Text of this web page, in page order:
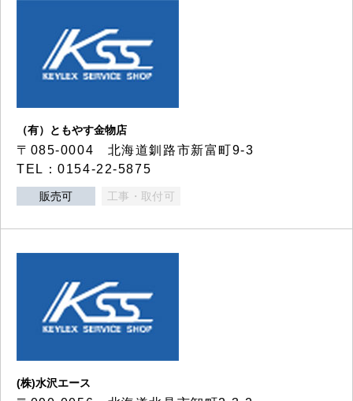
（有）ともやす金物店
〒085-0004 北海道釧路市新富町9-3
TEL：0154-22-5875
販売可 工事・取付可
(株)水沢エース